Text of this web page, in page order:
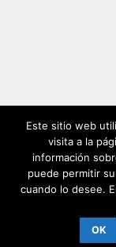
BLOG CONTACTO
Este sitio web
visita a la
información
puede permitir
cuando lo desee.
OK